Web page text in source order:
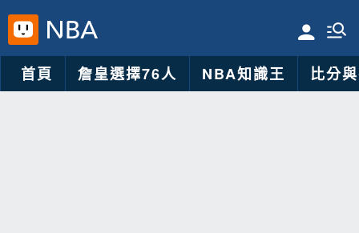
首頁 詹皇選擇76人 NBA知識王 比分